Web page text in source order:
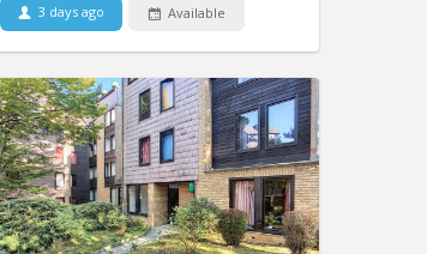
3 days ago Available
KV 1583
Chambre meublée avec lavabo
individuel située dans un appartement
de type communautaire compose de 8
chambres d'étudiants.